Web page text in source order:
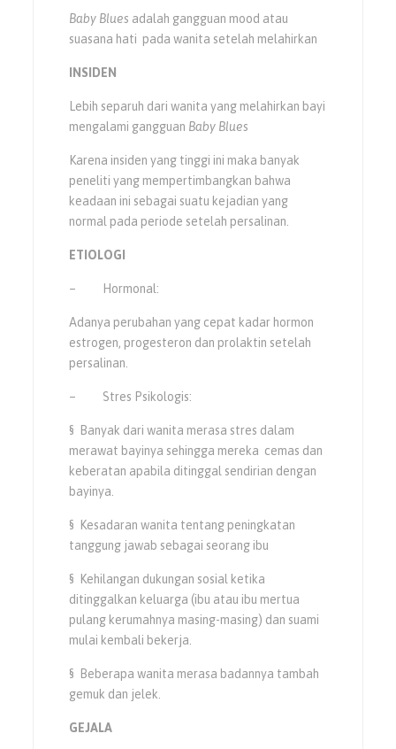
Baby Blues adalah gangguan mood atau
suasana hati pada wanita setelah melahirkan
INSIDEN
Lebih separuh dari wanita yang melahirkan bayi
mengalami gangguan Baby Blues
Karena insiden yang tinggi ini maka banyak
peneliti yang mempertimbangkan bahwa
keadaan ini sebagai suatu kejadian yang
normal pada periode setelah persalinan.
ETIOLOGI
– Hormonal:
Adanya perubahan yang cepat kadar hormon
estrogen, progesteron dan prolaktin setelah
persalinan.
– Stres Psikologis:
§ Banyak dari wanita merasa stres dalam
merawat bayinya sehingga mereka cemas dan
keberatan apabila ditinggal sendirian dengan
bayinya.
§ Kesadaran wanita tentang peningkatan
tanggung jawab sebagai seorang ibu
§ Kehilangan dukungan sosial ketika
ditinggalkan keluarga (ibu atau ibu mertua
pulang kerumahnya masing-masing) dan suami
mulai kembali bekerja.
§ Beberapa wanita merasa badannya tambah
gemuk dan jelek.
GEJALA